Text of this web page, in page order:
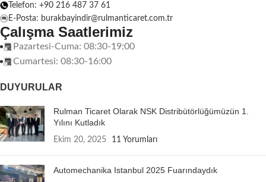
Telefon: +90 216 487 37 61
E-Posta: burakbayindir@rulmanticaret.com.tr
Çalışma Saatlerimiz
Pazartesi-Cuma: 08:30-19:00
Cumartesi: 08:30-16:00
DUYURULAR
Rulman Ticaret Olarak NSK Distribütörlüğümüzün 1.
Yılını Kutladık
Ekim 20, 2025 11 Yorumları
Automechanika Istanbul 2025 Fuarındaydık